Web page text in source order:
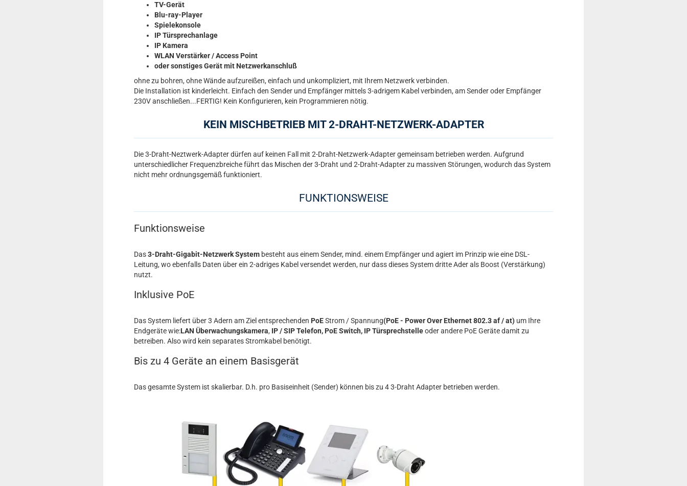
TV-Gerät
Blu-ray-Player
Spielekonsole
IP Türsprechanlage
IP Kamera
WLAN Verstärker / Access Point
oder sonstiges Gerät mit Netzwerkanschluß
ohne zu bohren, ohne Wände aufzureißen, einfach und unkompliziert, mit Ihrem Netzwerk verbinden.
Die Installation ist kinderleicht. Einfach den Sender und Empfänger mittels 3-adrigem Kabel verbinden, am Sender oder Empfänger
230V anschließen...FERTIG! Kein Konfigurieren, kein Programmieren nötig.
KEIN MISCHBETRIEB MIT 2-DRAHT-NETZWERK-ADAPTER
Die 3-Draht-Neztwerk-Adapter dürfen auf keinen Fall mit 2-Draht-Netzwerk-Adapter gemeinsam betrieben werden. Aufgrund
unterschiedlicher Frequenzbreiche führt das Mischen der 3-Draht und 2-Draht-Adapter zu massiven Störungen, wodurch das System
nicht mehr ordnungsgemäß funktioniert.
FUNKTIONSWEISE
Funktionsweise
Das3-Draht-Gigabit-Netzwerk System besteht aus einem Sender, mind. einem Empfänger und agiert im Prinzip wie eine DSL-
Leitung, wo ebenfalls Daten über ein 2-adriges Kabel versendet werden, nur dass dieses System dritte Ader als Boost (Verstärkung)
nutzt.
Inklusive PoE
Das System liefert über 3 Adern am Ziel entsprechenden PoEStrom / Spannung(PoE - Power Over Ethernet 802.3 af / at) um Ihre
Endgeräte wie:LAN Überwachungskamera, IP / SIP Telefon, PoE Switch, IP Türsprechstelleoder andere PoE Geräte damit zu
betreiben. Also wird kein separates Stromkabel benötigt.
Bis zu 4 Geräte an einem Basisgerät
Das gesamte System ist skalierbar. D.h. pro Basiseinheit (Sender) können bis zu 4 3-Draht Adapter betrieben werden.